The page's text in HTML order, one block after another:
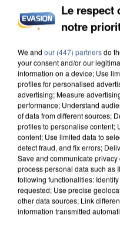
MAFIA INTERPELLÉ
Le respect
notre
We and our (447) partnersdo
your consent and/or our
information on a device; Use
profiles for personalised
advertising; Measure
performance; Understand
of data from different sources;
profiles to personalise content;
content; Use limited data to
detect fraud, and fix errors;
Save and communicate
process personal data such as
following functionalities:
requested; Use precise
other data sources; Link
information transmitted